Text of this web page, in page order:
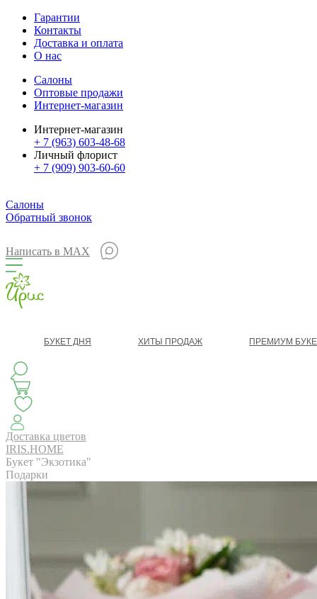
Гарантии
Контакты
Доставка и оплата
О нас
Салоны
Оптовые продажи
Интернет-магазин
Интернет-магазин
+ 7 (963) 603-48-68
Личный флорист
+ 7 (909) 903-60-60
Салоны
Обратный звонок
Написать в MAX
БУКЕТ ДНЯ ХИТЫ ПРОДАЖ ПРЕМИУМ
АВТОРСКИЕ БУКЕТЫ
ГОРШЕЧНЫЕ РАСТЕНИЯ ПОДАРКИ ЦВЕТЫ
Доставка цветов
IRIS.HOME
Букет "Экзотика"
Подарки